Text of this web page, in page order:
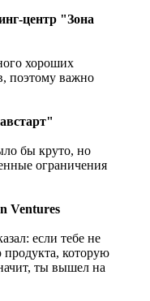
центр "Зона
хороших
поэтому важно
бы круто, но
ограничения
Ventures
если тебе не
которую
ты вышел на